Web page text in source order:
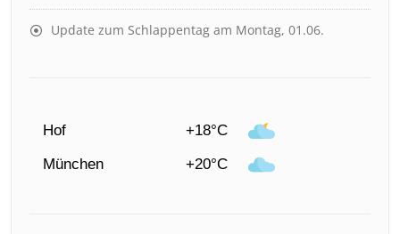
Update zum Schlappentag am Montag, 01.06.
Hof
+18°C
München
+20°C